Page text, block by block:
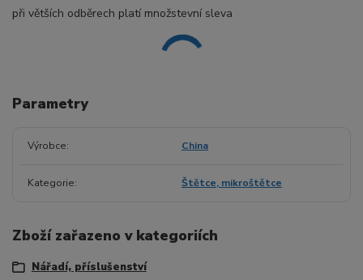
při větších odběrech platí množstevní sleva
Parametry
Výrobce China
Kategorie Štětce, mikroštětce
Zboží zařazeno v kategoriích
Nářadí, příslušenství